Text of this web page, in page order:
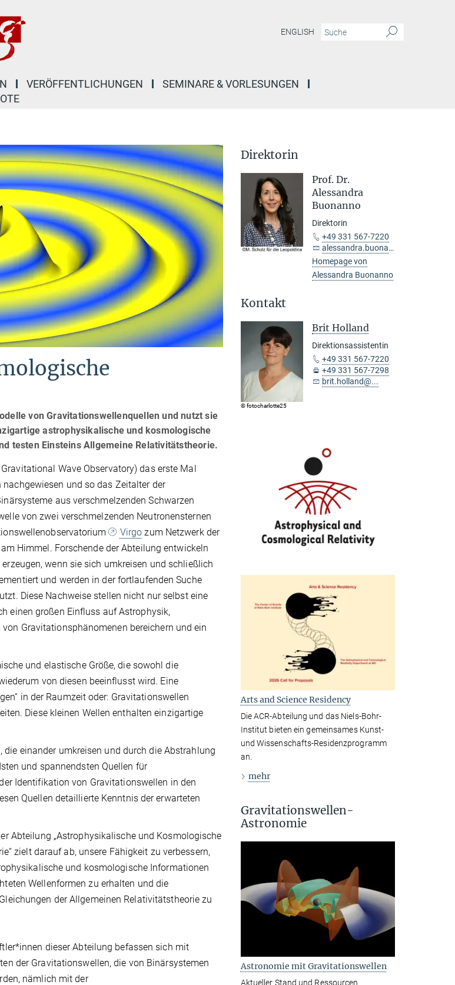
ENGLISH
VERÖFFENTLICHUNGEN
SEMINARE & VORLESUNGEN
von Gravitationswellenquellen und nutzt sie
astrophysikalische und kosmologische
testen Einsteins Allgemeine Relativitätstheorie.
Wave Observatory) das erste Mal
und so das Zeitalter der
aus verschmelzenden Schwarzen
von zwei verschmelzenden Neutronensternen
Virgo zum Netzwerk der
Himmel. Forschende der Abteilung entwickeln
wenn sie sich umkreisen und schließlich
und werden in der fortlaufenden Suche
Diese Nachweise stellen nicht nur selbst eine
einen großen Einfluss auf Astrophysik,
Gravitationsphänomenen bereichern und ein
und elastische Größe, die sowohl die
von diesen beeinflusst wird. Eine
in der Raumzeit oder: Gravitationswellen
Diese kleinen Wellen enthalten einzigartige
einander umkreisen und durch die Abstrahlung
und spannendsten Quellen für
Identifikation von Gravitationswellen in den
Quellen detaillierte Kenntnis der erwarteten
Abteilung „Astrophysikalische und Kosmologische
zielt darauf ab, unsere Fähigkeit zu verbessern,
und kosmologische Informationen
Wellenformen zu erhalten und die
der Allgemeinen Relativitätstheorie zu
dieser Abteilung befassen sich mit
der Gravitationswellen, die von Binärsystemen
nämlich mit der
Direktorin
Prof. Dr.
Alessandra
Buonanno
Direktorin
+49 331 567-7220
alessandra.buonanno@...
Homepage von
Alessandra Buonanno
Kontakt
© fotocharlotte25
Brit Holland
Direktionsassistentin
+49 331 567-7220
+49 331 567-7298
brit.holland@...
Arts and Science Residency
Die ACR-Abteilung und das Niels-Bohr-
Institut bieten ein gemeinsames Kunst-
und Wissenschafts-Residenzprogramm
an.
mehr
Gravitationswellen-
Astronomie
Astronomie mit Gravitationswellen
Aktueller Stand und Ressourcen